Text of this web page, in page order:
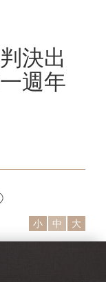
決出
週年
小 中 大